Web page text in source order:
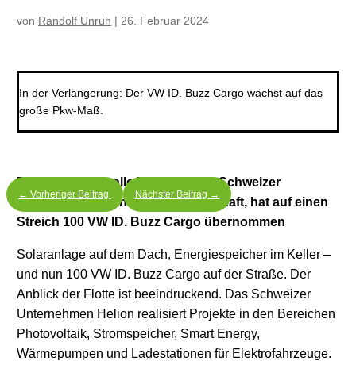
von Randolf Unruh | 26. Februar 2024
In der Verlängerung: Der VW ID. Buzz Cargo wächst auf das
große Pkw-Maß.
Das gibt’s nicht alle Tage: Helion, Schweizer
Branchenführer in der Solarwirtschaft, hat auf einen
Streich 100 VW ID. Buzz Cargo übernommen
Solaranlage auf dem Dach, Energiespeicher im Keller –
und nun 100 VW ID. Buzz Cargo auf der Straße. Der
Anblick der Flotte ist beeindruckend. Das Schweizer
Unternehmen Helion realisiert Projekte in den Bereichen
Photovoltaik, Stromspeicher, Smart Energy,
Wärmepumpen und Ladestationen für Elektrofahrzeuge.
← Vorheriger Beitrag Nächster Beitrag →